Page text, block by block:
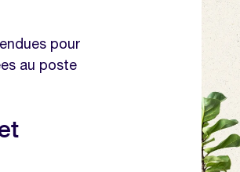
d’une
à notre
pour
au poste